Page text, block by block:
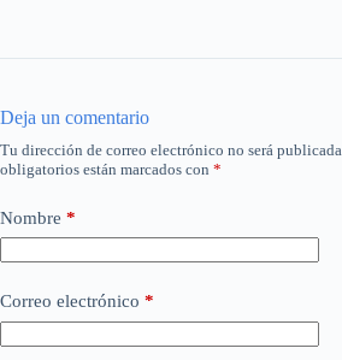
Deja un comentario
Tu dirección de correo electrónico no será publicada.
obligatorios están marcados con *
Nombre *
Correo electrónico *